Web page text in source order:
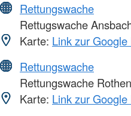
Rettungswache
Rettugswache
Karte: Link zur
Rettungswache
Rettungswache
Karte: Link zur